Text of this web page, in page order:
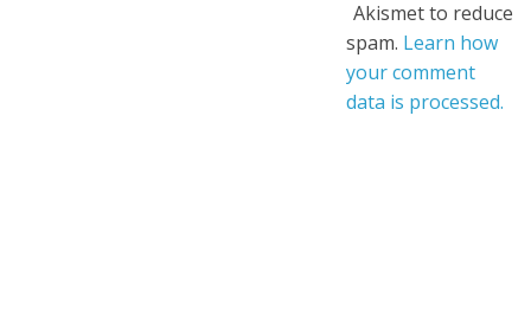
Akismet to reduce
spam. Learn how
your comment
data is processed.